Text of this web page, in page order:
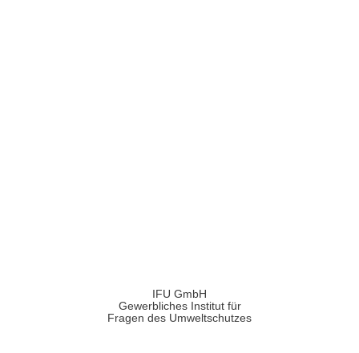
IFU GmbH
Gewerbliches Institut für
Fragen des Umweltschutzes